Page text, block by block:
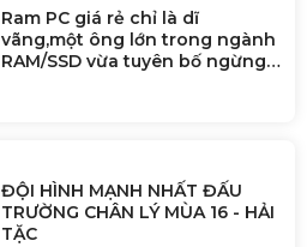
Ram PC giá rẻ chỉ là dĩ
vãng,một ông lớn trong ngành
RAM/SSD vừa tuyên bố ngừng
ĐỘI HÌNH MẠNH NHẤT ĐẤU
TRƯỜNG CHÂN LÝ MÙA 16 - HẢI
TẶC